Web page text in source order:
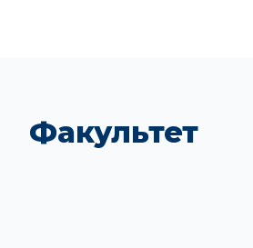
Факультет